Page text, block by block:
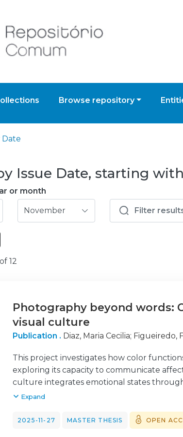
Browse repository
Date
Issue Date, starting with
or month
12
Photography beyond words:
visual culture
Publication . Diaz, Maria Cecilia; Figueiredo,
This project investigates how color
exploring its capacity to communicate
culture integrates emotional states
perceptual, and psychological dimensions
narratives where color serves as a central
theoretical framework, encompassing
Expand
2025-11-27 MASTER THESIS OPEN